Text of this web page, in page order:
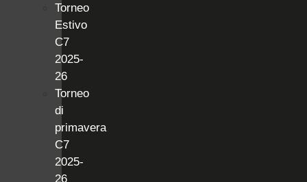
Torneo
Estivo
C7
2025-
26
Torneo
di
primavera
C7
2025-
26